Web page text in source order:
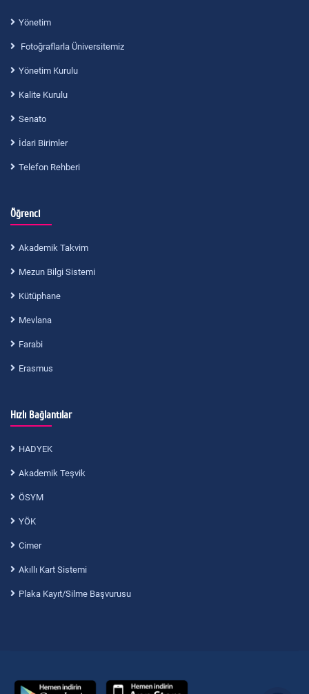
Yönetim
Fotoğraflarla Üniversitemiz
Yönetim Kurulu
Kalite Kurulu
Senato
İdari Birimler
Telefon Rehberi
Öğrenci
Akademik Takvim
Mezun Bilgi Sistemi
Kütüphane
Mevlana
Farabi
Erasmus
Hızlı Bağlantılar
HADYEK
Akademik Teşvik
ÖSYM
YÖK
Cimer
Akıllı Kart Sistemi
Plaka Kayıt/Silme Başvurusu